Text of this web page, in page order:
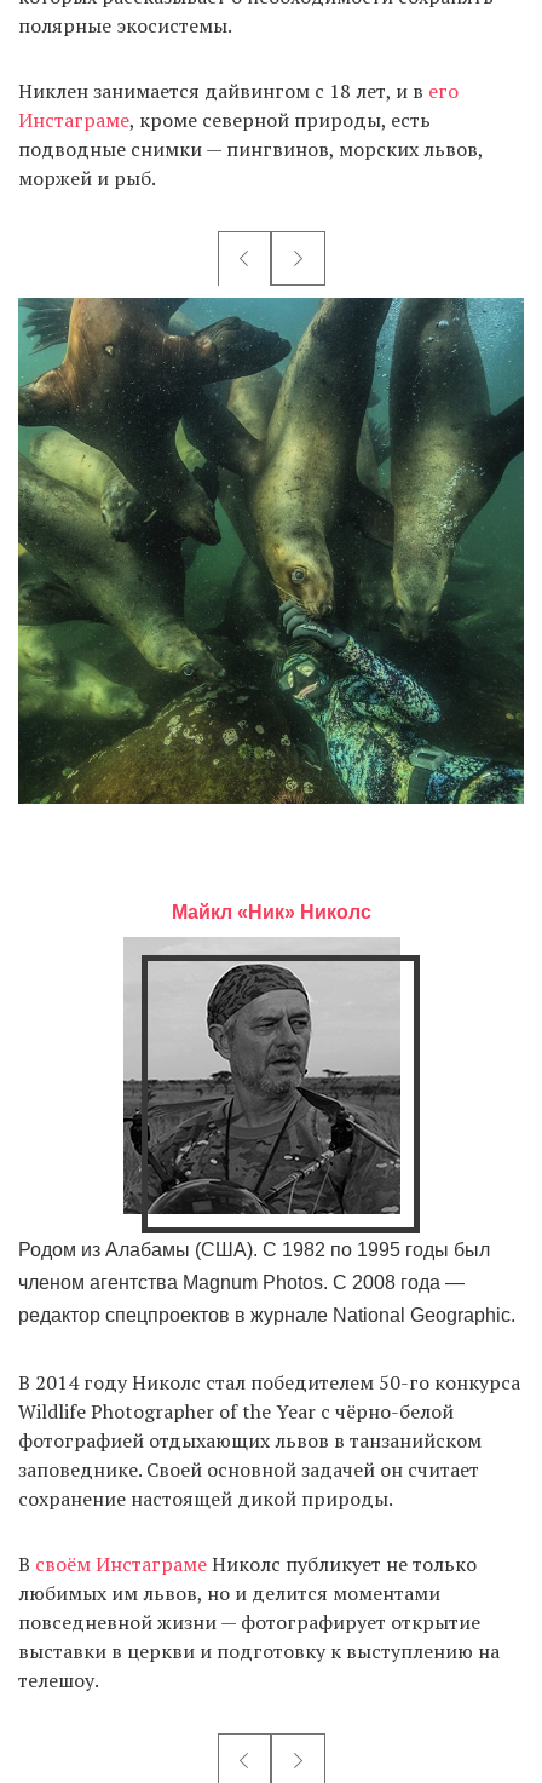
полярные экосистемы.
Никлен занимается дайвингом с 18 лет, и в его
Инстаграме, кроме северной природы, есть
подводные снимки — пингвинов, морских львов,
моржей и рыб.
Майкл «Ник» Николс
Родом из Алабамы (США). С 1982 по 1995 годы был
членом агентства Magnum Photos. С 2008 года —
редактор спецпроектов в журнале National Geographiс.
В 2014 году Николс стал победителем 50-го конкурса
Wildlife Photographer of the Year с чёрно-белой
фотографией отдыхающих львов в танзанийском
заповеднике. Своей основной задачей он считает
сохранение настоящей дикой природы.
В своём ИнстаграмеНиколс публикует не только
любимых им львов, но и делится моментами
повседневной жизни — фотографирует открытие
выставки в церкви и подготовку к выступлению на
телешоу.